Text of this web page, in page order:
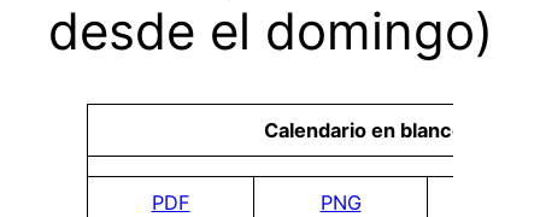
desde el domingo)
Calendario en blanco
PDF PNG